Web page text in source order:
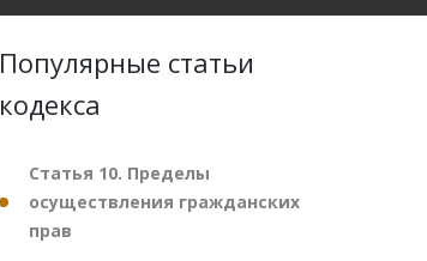
Популярные статьи
кодекса
Статья 10. Пределы
осуществления гражданских
прав